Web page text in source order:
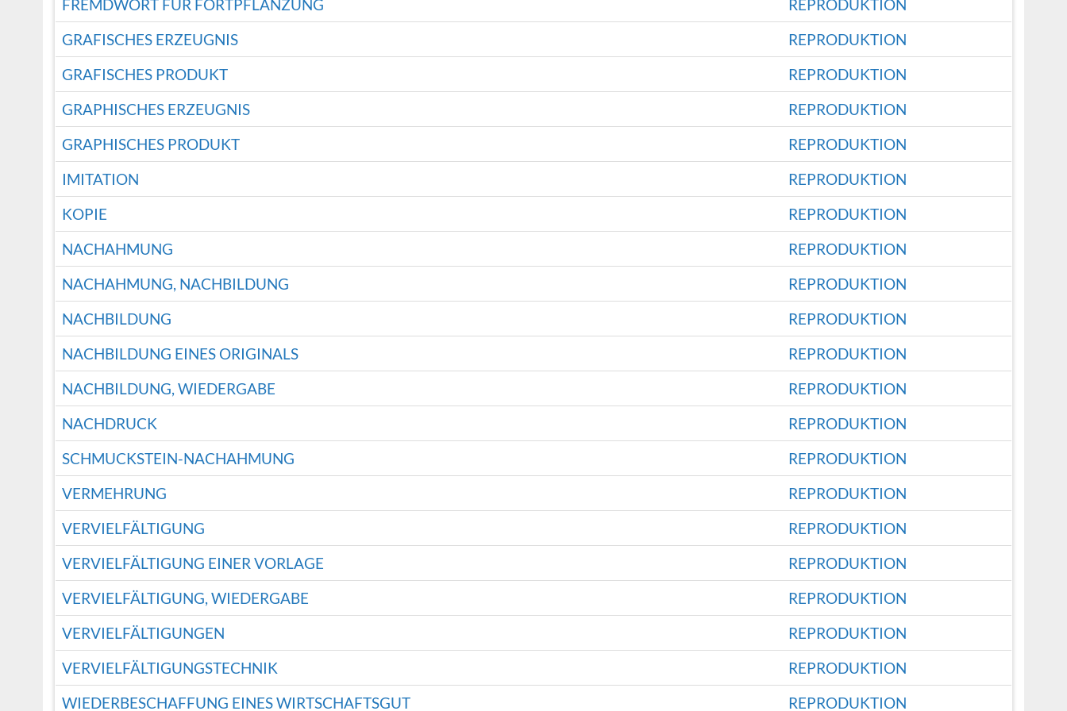
FREMDWORT FÜR FORTPFLANZUNG
REPRODUKTION
GRAFISCHES ERZEUGNIS
REPRODUKTION
GRAFISCHES PRODUKT
REPRODUKTION
GRAPHISCHES ERZEUGNIS
REPRODUKTION
GRAPHISCHES PRODUKT
REPRODUKTION
IMITATION
REPRODUKTION
KOPIE
REPRODUKTION
NACHAHMUNG
REPRODUKTION
NACHAHMUNG, NACHBILDUNG
REPRODUKTION
NACHBILDUNG
REPRODUKTION
NACHBILDUNG EINES ORIGINALS
REPRODUKTION
NACHBILDUNG, WIEDERGABE
REPRODUKTION
NACHDRUCK
REPRODUKTION
SCHMUCKSTEIN-NACHAHMUNG
REPRODUKTION
VERMEHRUNG
REPRODUKTION
VERVIELFÄLTIGUNG
REPRODUKTION
VERVIELFÄLTIGUNG EINER VORLAGE
REPRODUKTION
VERVIELFÄLTIGUNG, WIEDERGABE
REPRODUKTION
VERVIELFÄLTIGUNGEN
REPRODUKTION
VERVIELFÄLTIGUNGSTECHNIK
REPRODUKTION
WIEDERBESCHAFFUNG EINES WIRTSCHAFTSGUT
REPRODUKTION